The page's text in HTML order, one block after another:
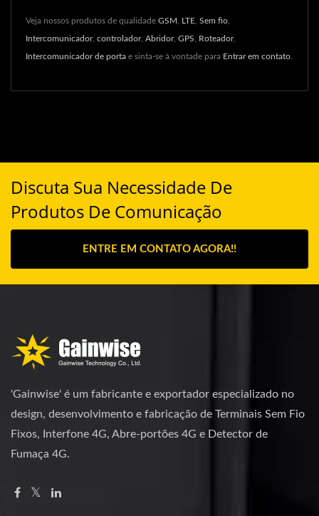
Veja nossos produtos de qualidade GSM LTE Sem fio
Intercomunicador, controlador, Abridor, GPS Roteador,
Intercomunicador de porta e sinta-se à vontade para Entrar em contato
Discuta Sua Necessidade De
Produtos De Comunicação
ENTRE EM CONTATO AGORA!!
'Gainwise' é um fabricante e exportador especializado no
design, desenvolvimento e fabricação de Terminais Sem Fio
Fixos, Interfone 4G, Abre-portões 4G e Detector de
Fumaça 4G.